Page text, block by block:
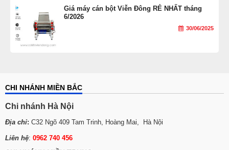
Giá máy cán bột Viễn Đông RẺ NHẤT tháng
6/2026
30/06/2025
CHI NHÁNH MIỀN BẮC
Chi nhánh Hà Nội
Địa chỉ: C32 Ngõ 409 Tam Trinh, Hoàng Mai, Hà Nội
Liên hệ: 0962 740 456